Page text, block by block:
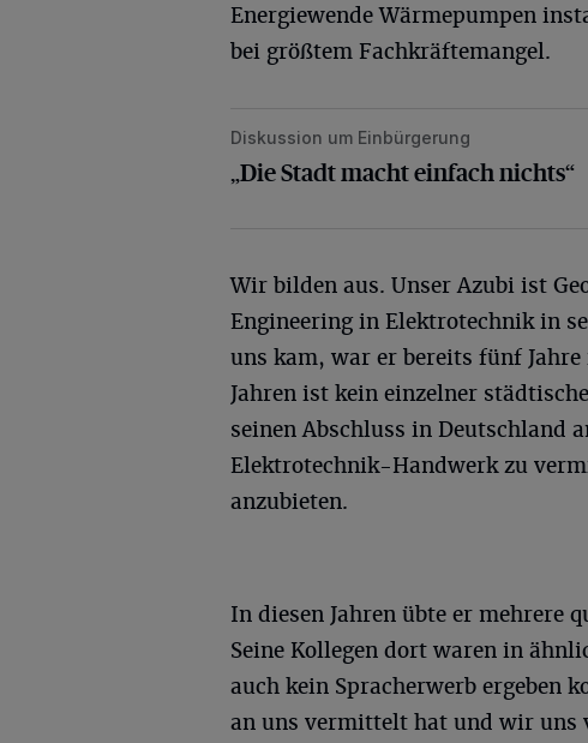
Energiewende Wärmepumpen
bei größtem Fachkräftemangel.
„Die Stadt macht einfach nichts“
Diskussion um Einbürgerung
„Die Stadt macht einfach nichts“
Wir bilden aus. Unser Azubi ist
Engineering in Elektrotechnik in
uns kam, war er bereits fünf
Jahren ist kein einzelner
seinen Abschluss in Deutschland
Elektrotechnik-Handwerk zu
anzubieten.
In diesen Jahren übte er mehrere
Seine Kollegen dort waren in
auch kein Spracherwerb ergeben
an uns vermittelt hat und wir uns